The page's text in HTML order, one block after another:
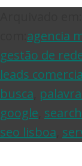
agencia
gestão de
leads
busca
google
seo lisboa